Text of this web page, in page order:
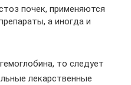
почек, применяются
а иногда и
то следует
лекарственные